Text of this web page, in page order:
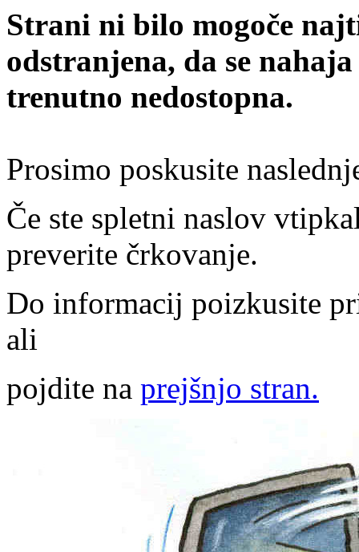
Strani ni bilo mogoče
odstranjena, da se
trenutno nedostopna.
Prosimo poskusite
Če ste spletni naslov
preverite črkovanje.
Do informacij poizkusite
ali
pojdite na prejšnjo stran.